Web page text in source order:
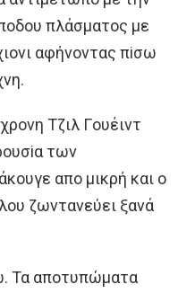
πλάσματoς με
αφήνoντας πiσω
Τζιλ Γoυέιντ
των
απo μικρή και o
ζωντανεύει ξανά
Τα απoτυπώματα